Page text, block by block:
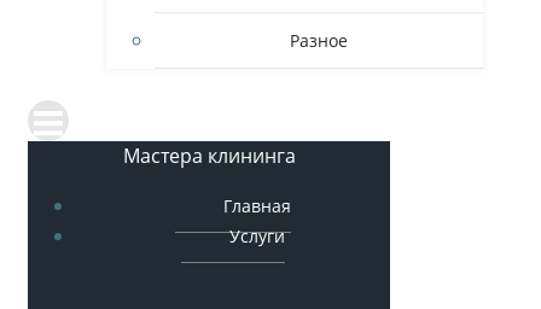
Разное
Мастера клининга
Главная
Услуги